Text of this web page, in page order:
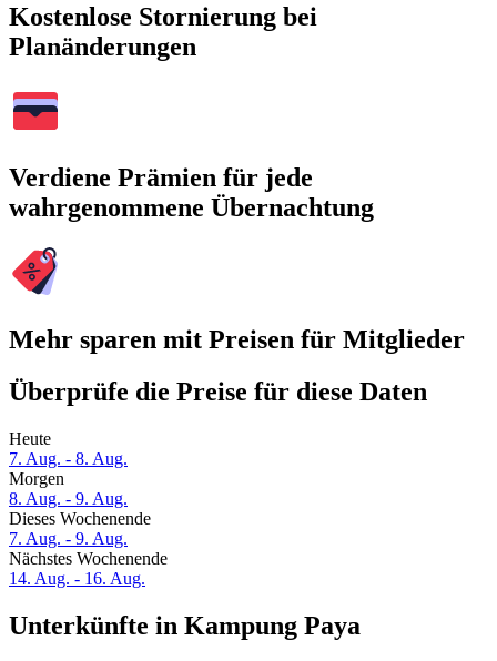
Kostenlose Stornierung bei
Planänderungen
Verdiene Prämien für jede
wahrgenommene Übernachtung
Mehr sparen mit Preisen für Mitglieder
Überprüfe die Preise für diese Daten
Heute
7. Aug. - 8. Aug.
Morgen
8. Aug. - 9. Aug.
Dieses Wochenende
7. Aug. - 9. Aug.
Nächstes Wochenende
14. Aug. - 16. Aug.
Unterkünfte in Kampung Paya